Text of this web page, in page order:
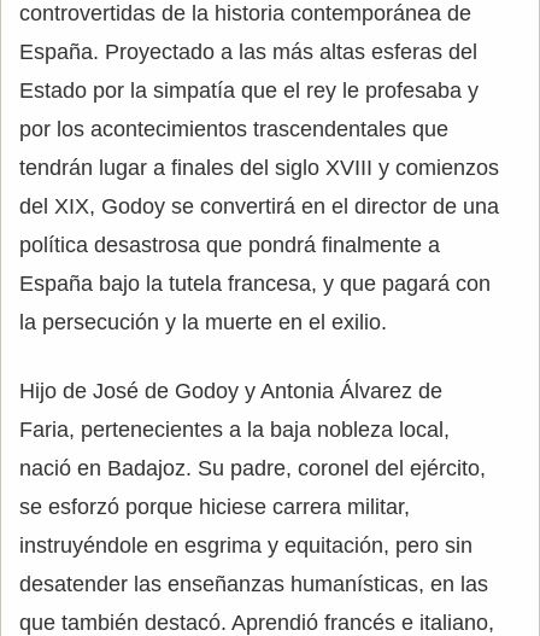
controvertidas de la historia contemporánea de
España. Proyectado a las más altas esferas del
Estado por la simpatía que el rey le profesaba y
por los acontecimientos trascendentales que
tendrán lugar a finales del siglo XVIII y comienzos
del XIX, Godoy se convertirá en el director de una
política desastrosa que pondrá finalmente a
España bajo la tutela francesa, y que pagará con
la persecución y la muerte en el exilio.
Hijo de José de Godoy y Antonia Álvarez de
Faria, pertenecientes a la baja nobleza local,
nació en Badajoz. Su padre, coronel del ejército,
se esforzó porque hiciese carrera militar,
instruyéndole en esgrima y equitación, pero sin
desatender las enseñanzas humanísticas, en las
que también destacó. Aprendió francés e italiano,